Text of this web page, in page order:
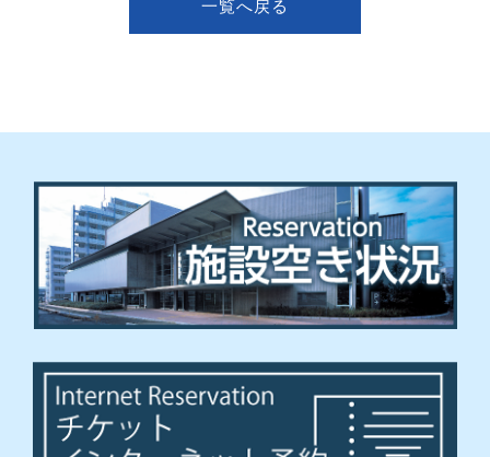
一覧へ戻る